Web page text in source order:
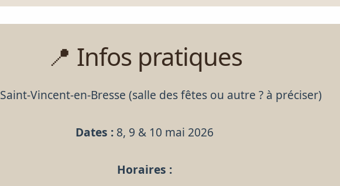
📍 Infos pratiques
Saint-Vincent-en-Bresse (salle des fêtes ou autre ? à préciser)
Dates : 8, 9 & 10 mai 2026
Horaires :